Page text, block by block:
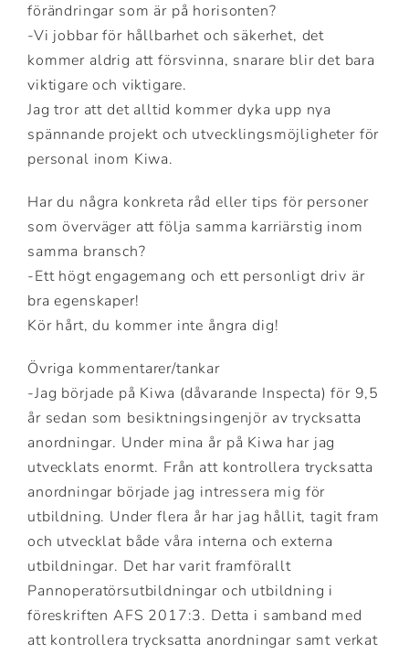
förändringar som är på horisonten?
-Vi jobbar för hållbarhet och säkerhet, det
kommer aldrig att försvinna, snarare blir det bara
viktigare och viktigare.
Jag tror att det alltid kommer dyka upp nya
spännande projekt och utvecklingsmöjligheter för
personal inom Kiwa.
Har du några konkreta råd eller tips för personer
som överväger att följa samma karriärstig inom
samma bransch?
-Ett högt engagemang och ett personligt driv är
bra egenskaper!
Kör hårt, du kommer inte ångra dig!
Övriga kommentarer/tankar
-Jag började på Kiwa (dåvarande Inspecta) för 9,5
år sedan som besiktningsingenjör av trycksatta
anordningar. Under mina år på Kiwa har jag
utvecklats enormt. Från att kontrollera trycksatta
anordningar började jag intressera mig för
utbildning. Under flera år har jag hållit, tagit fram
och utvecklat både våra interna och externa
utbildningar. Det har varit framförallt
Pannoperatörsutbildningar och utbildning i
föreskriften AFS 2017:3. Detta i samband med
att kontrollera trycksatta anordningar samt verkat